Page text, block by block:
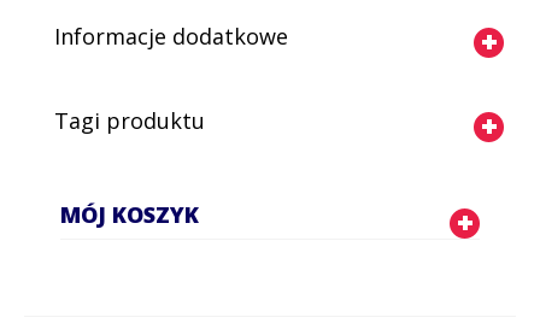
Informacje dodatkowe
Tagi produktu
MÓJ KOSZYK